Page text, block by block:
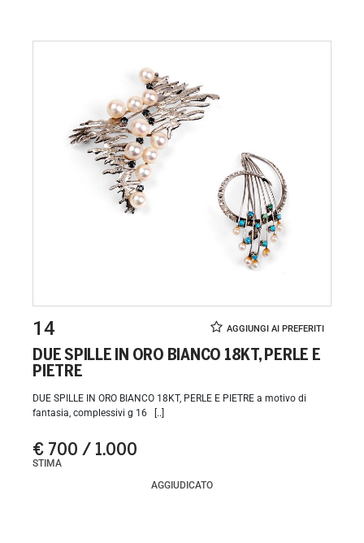
14
DUE SPILLE IN ORO BIANCO 18KT, PERLE E
PIETRE
DUE SPILLE IN ORO BIANCO 18KT, PERLE E PIETRE a motivo di
fantasia, complessivi g 16 [..]
€ 700 / 1.000
STIMA
AGGIUDICATO